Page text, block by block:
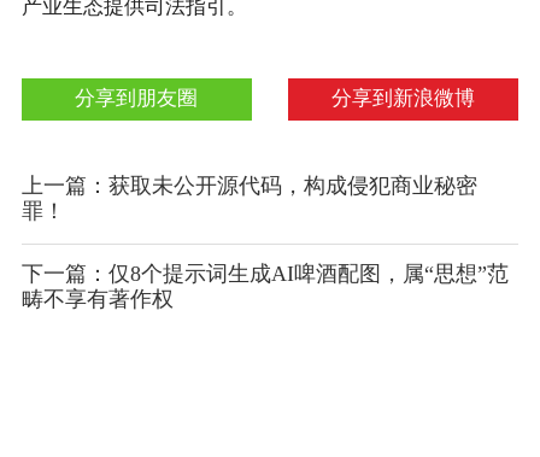
产业生态提供司法指引。
分享到新浪微博
分享到朋友圈
上一篇：获取未公开源代码，构成侵犯商业秘密
罪！
下一篇：仅8个提示词生成AI啤酒配图，属“思想”范
畴不享有著作权